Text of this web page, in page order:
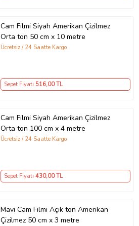
Cam Filmi Siyah Amerikan Çizilmez
Orta ton 50 cm x 10 metre
Ücretsiz / 24 Saatte Kargo
Sepet Fiyatı 516,00 TL
Cam Filmi Siyah Amerikan Çizilmez
Orta ton 100 cm x 4 metre
Ücretsiz / 24 Saatte Kargo
Sepet Fiyatı 430,00 TL
Mavi Cam Filmi Açık ton Amerikan
Çizilmez 50 cm x 3 metre